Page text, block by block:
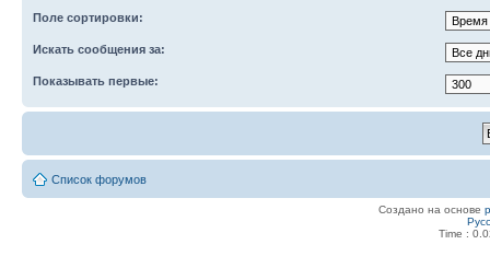
Поле сортировки:
Искать сообщения за:
Показывать первые:
Список форумов
Создано на основе
Time :